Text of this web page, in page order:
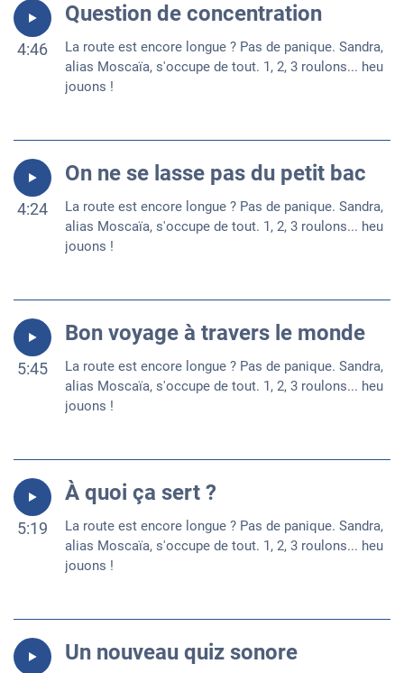
4:46
Question de concentration
La route est encore longue ? Pas de panique. Sandra,
alias Moscaïa, s'occupe de tout. 1, 2, 3 roulons... heu
jouons !
4:24
On ne se lasse pas du petit bac
La route est encore longue ? Pas de panique. Sandra,
alias Moscaïa, s'occupe de tout. 1, 2, 3 roulons... heu
jouons !
5:45
Bon voyage à travers le monde
La route est encore longue ? Pas de panique. Sandra,
alias Moscaïa, s'occupe de tout. 1, 2, 3 roulons... heu
jouons !
5:19
À quoi ça sert ?
La route est encore longue ? Pas de panique. Sandra,
alias Moscaïa, s'occupe de tout. 1, 2, 3 roulons... heu
jouons !
Un nouveau quiz sonore